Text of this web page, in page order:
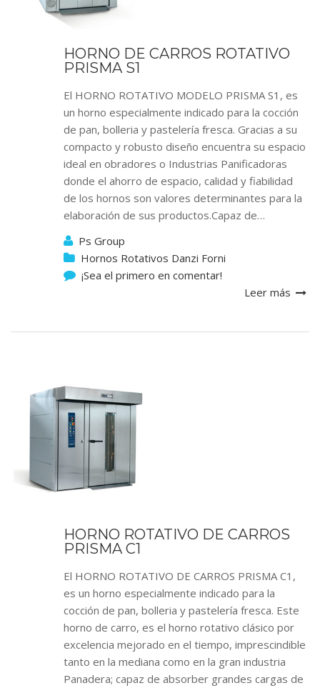
HORNO DE CARROS ROTATIVO
PRISMA S1
El HORNO ROTATIVO MODELO PRISMA S1, es
un horno especialmente indicado para la cocción
de pan, bolleria y pastelería fresca. Gracias a su
compacto y robusto diseño encuentra su espacio
ideal en obradores o Industrias Panificadoras
donde el ahorro de espacio, calidad y fiabilidad
de los hornos son valores determinantes para la
elaboración de sus productos.Capaz de…
Ps Group
Hornos Rotativos Danzi Forni
¡Sea el primero en comentar!
Leer más
HORNO ROTATIVO DE CARROS
PRISMA C1
El HORNO ROTATIVO DE CARROS PRISMA C1,
es un horno especialmente indicado para la
cocción de pan, bolleria y pastelería fresca. Este
horno de carro, es el horno rotativo clásico por
excelencia mejorado en el tiempo, imprescindible
tanto en la mediana como en la gran industria
Panadera; capaz de absorber grandes cargas de